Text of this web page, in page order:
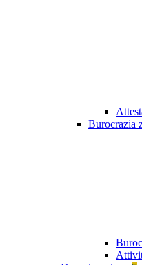
Burocrazia